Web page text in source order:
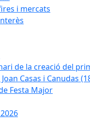
i mercats
de la creació del
Casas i Canudas
Festa Major